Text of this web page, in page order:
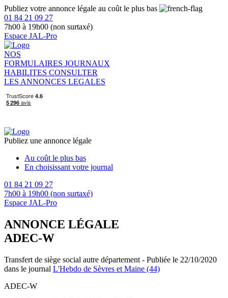
Publiez votre annonce légale au coût le plus bas
01 84 21 09 27
7h00 à 19h00 (non surtaxé)
Espace JAL-Pro
NOS
FORMULAIRES JOURNAUX
HABILITES CONSULTER
LES ANNONCES LEGALES
Publiez une annonce légale
Au coût le plus bas
En choisissant votre journal
01 84 21 09 27
7h00 à 19h00 (non surtaxé)
Espace JAL-Pro
ANNONCE LÉGALE
ADEC-W
Transfert de siège social autre département - Publiée le 22/10/2020
dans le journal L'Hebdo de Sèvres et Maine (44)
ADEC-W